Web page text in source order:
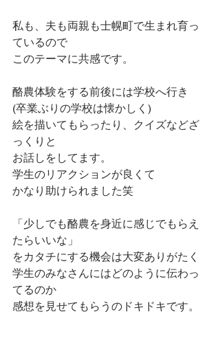
私も、夫も両親も士幌町で生まれ育っ
ているので
このテーマに共感です。
酪農体験をする前後には学校へ行き
(卒業ぶりの学校は懐かしく)
絵を描いてもらったり、クイズなどざ
っくりと
お話しをしてます。
学生のリアクションが良くて
かなり助けられました笑
「少しでも酪農を身近に感じでもらえ
たらいいな」
をカタチにする機会は大変ありがたく
学生のみなさんにはどのように伝わっ
てるのか
感想を見せてもらうのドキドキです。